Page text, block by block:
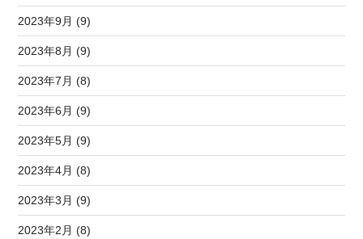
2023年9月 (9)
2023年8月 (9)
2023年7月 (8)
2023年6月 (9)
2023年5月 (9)
2023年4月 (8)
2023年3月 (9)
2023年2月 (8)